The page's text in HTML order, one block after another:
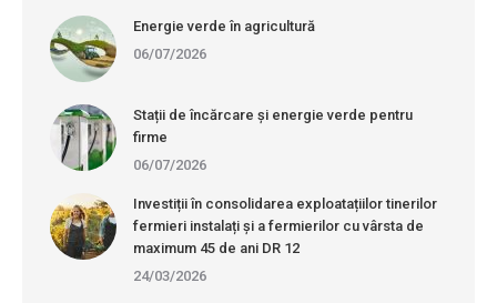
Energie verde în agricultură
06/07/2026
Stații de încărcare și energie verde pentru
firme
06/07/2026
Investiții în consolidarea exploatațiilor tinerilor
fermieri instalați și a fermierilor cu vârsta de
maximum 45 de ani DR 12
24/03/2026